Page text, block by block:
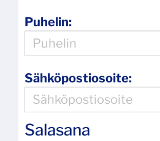
Puhelin:
Sähköpostiosoite:
Salasana